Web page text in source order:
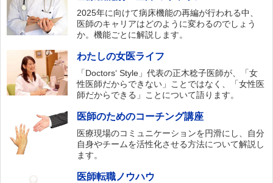
2025年に向けて病床機能の再編が行われる中、
医師のキャリアはどのように変わるのでしょう
か。機能ごとに解説します。
わたしの女医ライフ
「Doctors‘ Style」代表の正木稔子医師が、「女
性医師だからできない」ことではなく、「女性医
師だからできる」ことについて語ります。
医師のためのコーチング講座
医療現場のコミュニケーションを円滑にし、自分
自身やチームを活性化させる方法について解説し
ます。
医師転職ノウハウ